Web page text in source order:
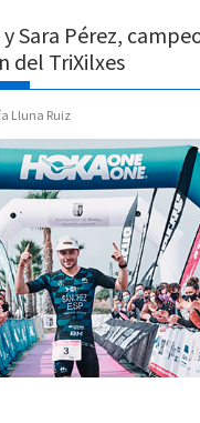
Sara Pérez,
del TriXilxes
Lluna Ruiz